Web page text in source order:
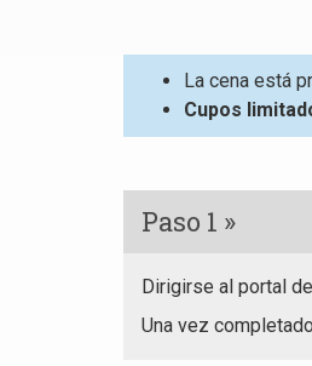
La cena está
Cupos
Paso 1 »
Dirigirse al portal
Una vez